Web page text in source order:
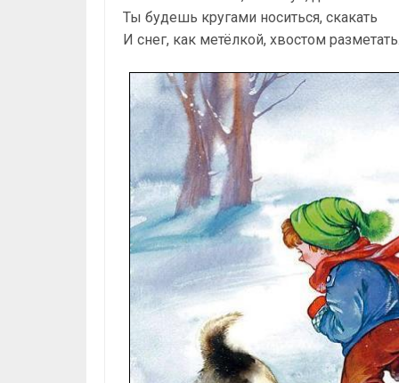
Ты будешь кругами носиться, скакать
И снег, как метёлкой, хвостом